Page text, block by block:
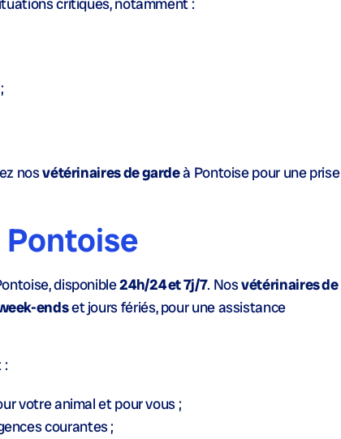
nosvétérinaires de gardeà Pontoise pour une prise
Pontoise
disponible24h/24 et 7j/7. Nosvétérinaires de
endset jours fériés, pour une assistance
:
votre animal et pour vous ;
courantes ;